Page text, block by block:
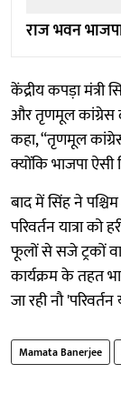
राज भवन
केंद्रीय कपड़ा मंत्री
और तृणमूल कांग्रेस
कहा, “तृणमूल
क्योंकि भाजपा ऐसी
बाद में सिंह ने
परिवर्तन यात्रा
फूलों से सजे ट्रकों
कार्यक्रम के तहत
जा रही नौ
Mamata Banerjee